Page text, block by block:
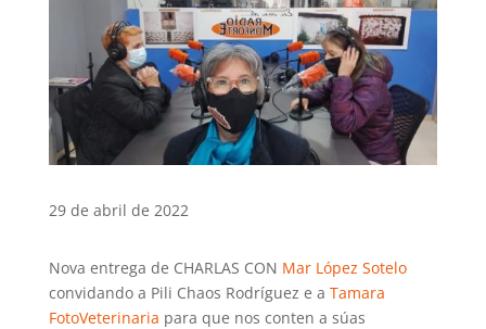
29 de abril de 2022
Nova entrega de CHARLAS CON Mar López Sotelo
convidando a Pili Chaos Rodríguez e a Tamara
FotoVeterinaria para que nos conten a súas